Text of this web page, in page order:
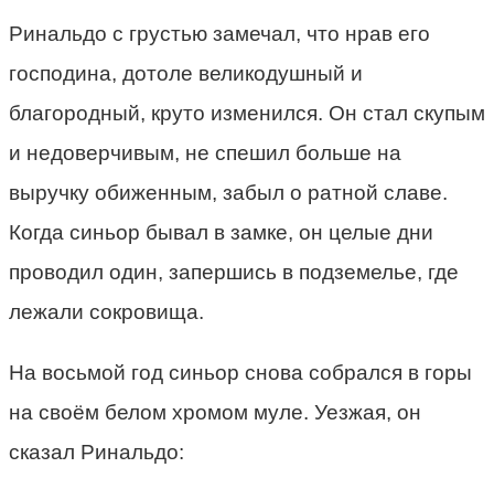
Ринальдо с грустью замечал, что нрав его
господина, дотоле великодушный и
благородный, круто изменился. Он стал скупым
и недоверчивым, не спешил больше на
выручку обиженным, забыл о ратной славе.
Когда синьор бывал в замке, он целые дни
проводил один, запершись в подземелье, где
лежали сокровища.
На восьмой год синьор снова собрался в горы
на своём белом хромом муле. Уезжая, он
сказал Ринальдо: